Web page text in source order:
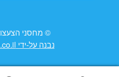
© מחסני הצעצועים
נבנה על-ידי db-design.co.il